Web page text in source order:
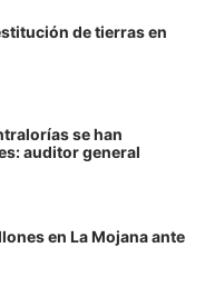
de tierras en
se han
auditor general
en La Mojana ante